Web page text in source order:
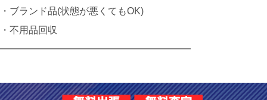
・ブランド品(状態が悪くてもOK)
・不用品回収
━━━━━━━━━━━━━━━━━━━━